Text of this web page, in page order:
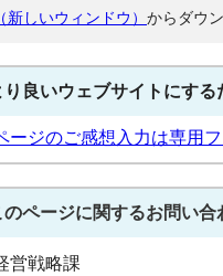
新しいウィンドウ） からダウ
り良いウェブサイトにする
ージのご感想入力は専用
のページに関するお問い合
営戦略課